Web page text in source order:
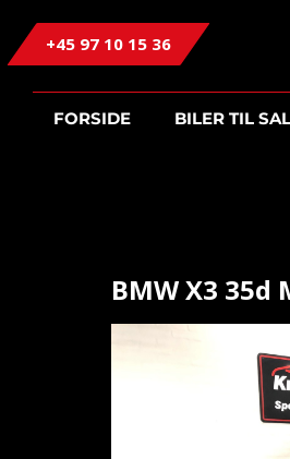
+45 97 10 15 36
FORSIDE BILER TIL
BMW X3 35d